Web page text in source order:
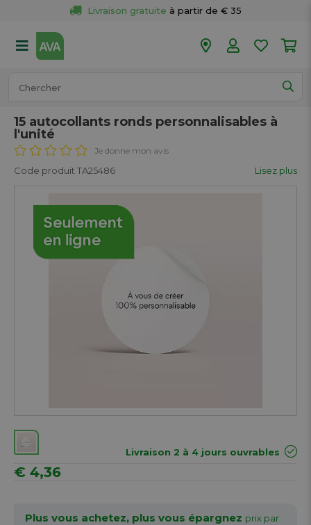
Livraison gratuite à partir de € 35
50 magasins
15 autocollants ronds personnalisables à
l'unité
Je donne mon avis
Code produit TA25486 Lisez plus
Livraison 2 à 4 jours ouvrables
€ 4,36
Plus vous achetez, plus vous épargnez prix par